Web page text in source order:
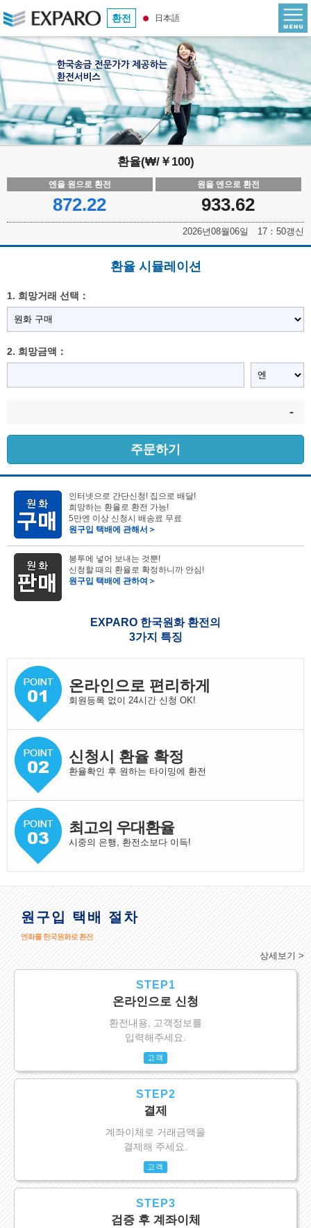
환전 日本語
환율(₩/￥100)
엔을 원으로 환전
872.22
원을 엔으로 환전
933.62
2026년08월06일 17：50갱신
환율 시뮬레이션
1. 희망거래 선택：
2. 희망금액：
-
주문하기
인터넷으로 간단신청! 집으로 배달!
희망하는 환율로 환전 가능!
5만엔 이상 신청시 배송료 무료
원구입 택배에 관해서＞
봉투에 넣어 보내는 것뿐!
신청할 때의 환율로 확정하니까 안심!
원구입 택배에 관하여＞
EXPARO 한국원화 환전의
3가지 특징
온라인으로 편리하게
회원등록 없이 24시간 신청 OK!
신청시 환율 확정
환율확인 후 원하는 타이밍에 환전
최고의 우대환율
시중의 은행, 환전소보다 이득!
원구입 택배 절차
엔화를 한국원화로 환전
상세보기 >
STEP1
온라인으로 신청
환전내용, 고객정보를
입력해주세요.
고객
STEP2
결제
계좌이체로 거래금액을
결제해 주세요.
고객
STEP3
검증 후 계좌이체